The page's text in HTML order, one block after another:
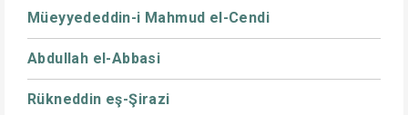
Müeyyededdin-i Mahmud el-Cendi
Abdullah el-Abbasi
Rükneddin eş-Şirazi